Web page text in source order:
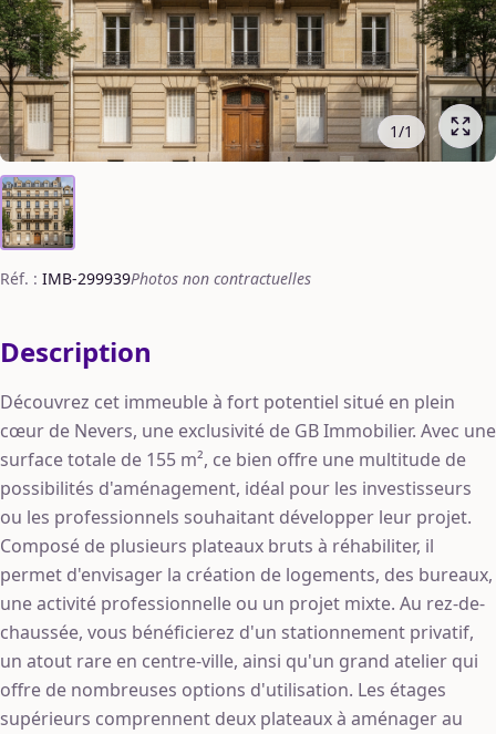
1/1
Réf. : IMB-299939Photos non contractuelles
Description
Découvrez cet immeuble à fort potentiel situé en plein
cœur de Nevers, une exclusivité de GB Immobilier. Avec une
surface totale de 155 m², ce bien offre une multitude de
possibilités d'aménagement, idéal pour les investisseurs
ou les professionnels souhaitant développer leur projet.
Composé de plusieurs plateaux bruts à réhabiliter, il
permet d'envisager la création de logements, des bureaux,
une activité professionnelle ou un projet mixte. Au rez-de-
chaussée, vous bénéficierez d'un stationnement privatif,
un atout rare en centre-ville, ainsi qu'un grand atelier qui
offre de nombreuses options d'utilisation. Les étages
supérieurs comprennent deux plateaux à aménager au